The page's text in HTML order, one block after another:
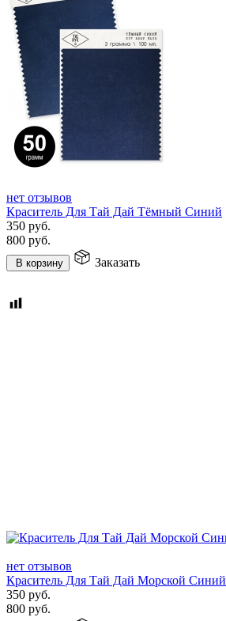
нет отзывов
Краситель Для Тай Дай Тёмный Синий
350 руб.
800 руб.
В корзину Заказать
нет отзывов
Краситель Для Тай Дай Морской Синий
350 руб.
800 руб.